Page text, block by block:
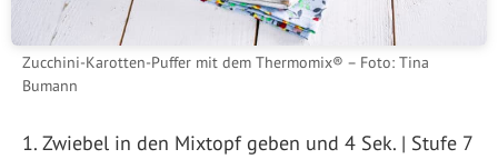
Zucchini-Karotten-Puffer mit dem Thermomix® – Foto: Tina
Bumann
Zwiebel in den Mixtopf geben und 4 Sek. | Stufe 7